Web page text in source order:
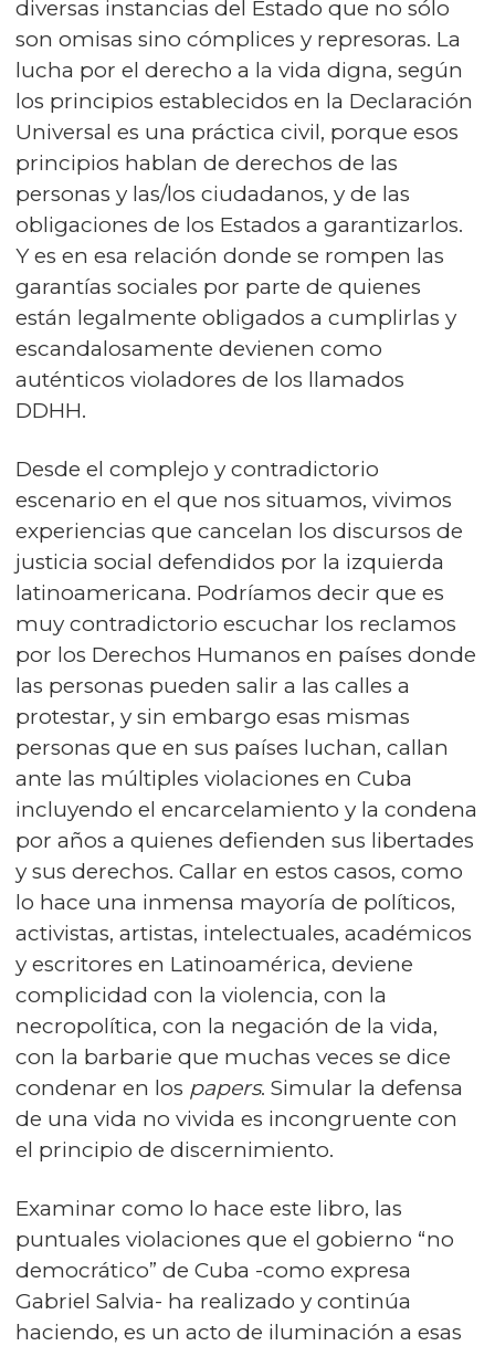
diversas instancias del Estado que no sólo
son omisas sino cómplices y represoras. La
lucha por el derecho a la vida digna, según
los principios establecidos en la Declaración
Universal es una práctica civil, porque esos
principios hablan de derechos de las
personas y las/los ciudadanos, y de las
obligaciones de los Estados a garantizarlos.
Y es en esa relación donde se rompen las
garantías sociales por parte de quienes
están legalmente obligados a cumplirlas y
escandalosamente devienen como
auténticos violadores de los llamados
DDHH.
Desde el complejo y contradictorio
escenario en el que nos situamos, vivimos
experiencias que cancelan los discursos de
justicia social defendidos por la izquierda
latinoamericana. Podríamos decir que es
muy contradictorio escuchar los reclamos
por los Derechos Humanos en países donde
las personas pueden salir a las calles a
protestar, y sin embargo esas mismas
personas que en sus países luchan, callan
ante las múltiples violaciones en Cuba
incluyendo el encarcelamiento y la condena
por años a quienes defienden sus libertades
y sus derechos. Callar en estos casos, como
lo hace una inmensa mayoría de políticos,
activistas, artistas, intelectuales, académicos
y escritores en Latinoamérica, deviene
complicidad con la violencia, con la
necropolítica, con la negación de la vida,
con la barbarie que muchas veces se dice
condenar en los papers. Simular la defensa
de una vida no vivida es incongruente con
el principio de discernimiento.
Examinar como lo hace este libro, las
puntuales violaciones que el gobierno “no
democrático” de Cuba -como expresa
Gabriel Salvia- ha realizado y continúa
haciendo, es un acto de iluminación a esas